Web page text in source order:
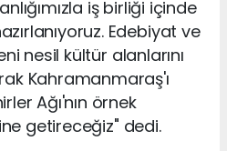
iş birliği içinde
Edebiyat ve
nesil kültür alanlarını
Kahramanmaraş'ı
Ağı'nın örnek
getireceğiz" dedi.